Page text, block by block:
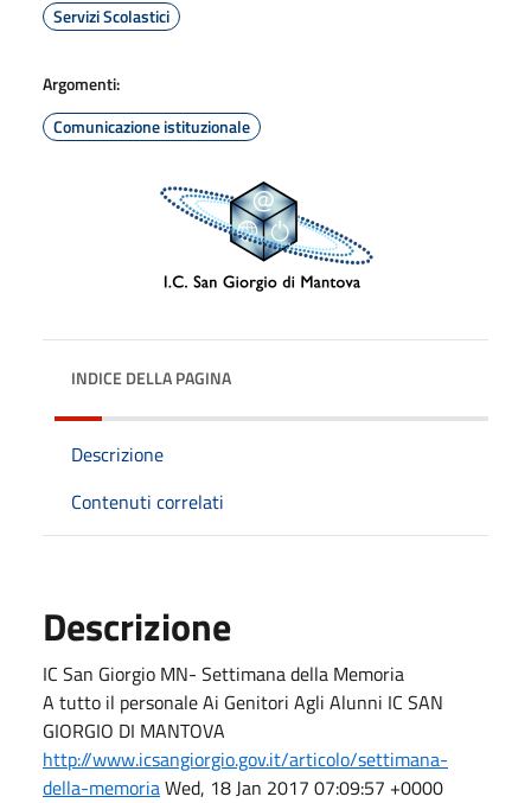
Servizi Scolastici
Argomenti:
Comunicazione istituzionale
INDICE DELLA PAGINA
Descrizione
Contenuti correlati
Descrizione
IC San Giorgio MN- Settimana della Memoria
A tutto il personale Ai Genitori Agli Alunni IC SAN
GIORGIO DI MANTOVA
http://www.icsangiorgio.gov.it/articolo/settimana-
della-memoriaWed, 18 Jan 2017 07:09:57 +0000